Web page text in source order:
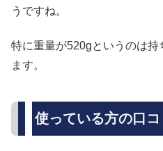
うですね。
特に重量が520gというのは
ます。
使っている方の口コ